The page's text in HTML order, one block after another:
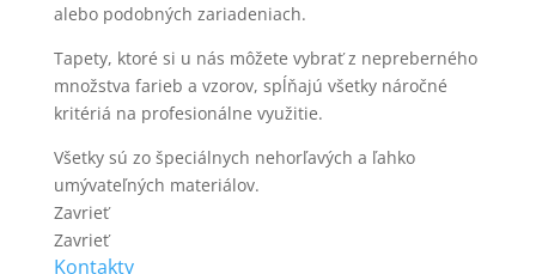
alebo podobných zariadeniach.
Tapety, ktoré si u nás môžete vybrať z nepreberného
množstva farieb a vzorov, spĺňajú všetky náročné
kritériá na profesionálne využitie.
Všetky sú zo špeciálnych nehorľavých a ľahko
umývateľných materiálov.
Zavrieť
Zavrieť
Kontakty